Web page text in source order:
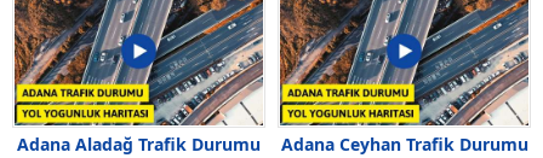
Adana Aladağ Trafik Durumu
Adana Ceyhan Trafik Durumu